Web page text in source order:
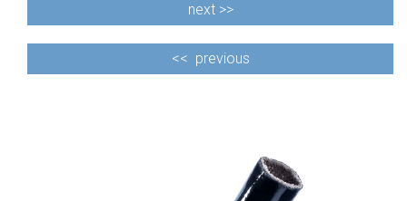
next >>
<< previous